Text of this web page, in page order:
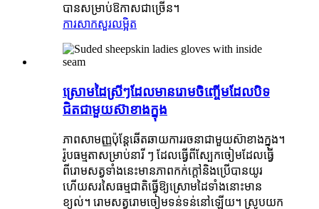
បានសម្រាប់ឱកាសជាច្រើន។
ការសាកសួរលម្អិត
ស្រោមដៃស្រីៗដែលមានរោមចិញ្ចើមដែលបិទ
ជិតជាមួយស៊ាខាងក្នុង
ភាពសាមញ្ញប៉ុន្តែឆើតឆាយការរចនាជាមួយស៊ាខាងក្នុង។
រ៉ូបធម្មតាសម្រាប់នារី ៗ ដែលធ្វើពីស្បែកចៀមដែលធ្វើ
ពីរោមសត្វទាំងនេះមានភាពកក់ក្តៅនិងប្រើបានយូរ
ហើយសរសៃធម្មជាតិធ្វើឱ្យស្រោមដៃទាំងនោះមាន
ខ្យល់។ រោមសត្វរោមចៀមទន់ទន់នៅឡើយ។ ស្រូបយក